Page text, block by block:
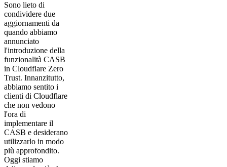
Sono lieto di
condividere due
aggiornamenti da
quando abbiamo
annunciato
l'introduzione della
funzionalità CASB
in Cloudflare Zero
Trust. Innanzitutto,
abbiamo sentito i
clienti di Cloudflare
che non vedono
l'ora di
implementare il
CASB e desiderano
utilizzarlo in modo
più approfondito.
Oggi stiamo